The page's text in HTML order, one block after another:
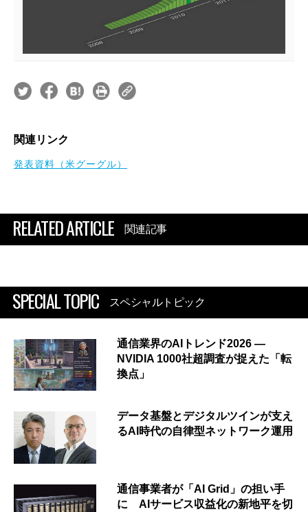
関連リンク
発表資料（米グーグル）
RELATED ARTICLE 関連記事
SPECIAL TOPIC スペシャルトピック
通信業界のAIトレンド2026 ―
NVIDIA 1000社超調査が捉えた「転
換点」
データ基盤とデジタルツインが支え
るAI時代の自律型ネットワーク運用
通信事業者が「AI Grid」の担い手
に AIサービス収益化の新地平を切